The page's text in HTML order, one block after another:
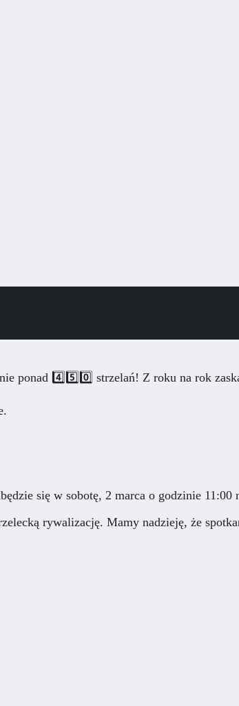
ponad 4️⃣5️⃣0️⃣ strzelań! Z roku na rok
się w sobotę, 2 marca o godzinie 11:00
rywalizację. Mamy nadzieję, że